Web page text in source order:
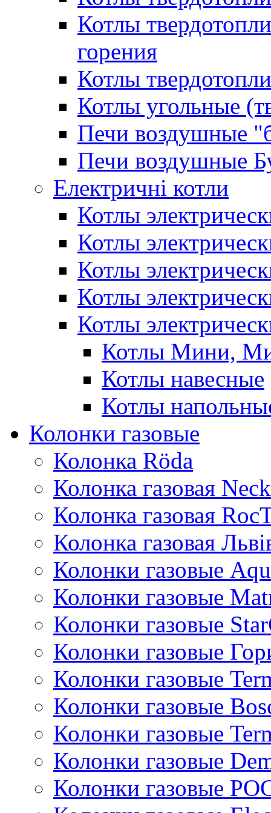
Котлы
горения
Котлы
Котлы угольные
Печи воздушные
Печи воздушные
Електричні котли
Котлы
Котлы
Котлы
Котлы
Котлы
Котлы Мини,
Котлы навесные
Котлы
Колонки газовые
Колонка Rӧda
Колонка газовая
Колонка газовая
Колонка газовая
Колонки газовые
Колонки газовые
Колонки газовые
Колонки газовые
Колонки газовые
Колонки газовые
Колонки газовые
Колонки газовые
Колонки газовые